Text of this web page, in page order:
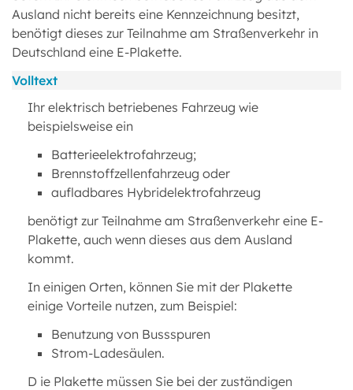
Ausland nicht bereits eine Kennzeichnung besitzt,
benötigt dieses zur Teilnahme am Straßenverkehr in
Deutschland eine E-Plakette.
Volltext
Ihr elektrisch betriebenes Fahrzeug wie
beispielsweise ein
Batterieelektrofahrzeug;
Brennstoffzellenfahrzeug oder
aufladbares Hybridelektrofahrzeug
benötigt zur Teilnahme am Straßenverkehr eine E-
Plakette, auch wenn dieses aus dem Ausland
kommt.
In einigen Orten, können Sie mit der Plakette
einige Vorteile nutzen, zum Beispiel:
Benutzung von Bussspuren
Strom-Ladesäulen.
D ie Plakette müssen Sie bei der zuständigen